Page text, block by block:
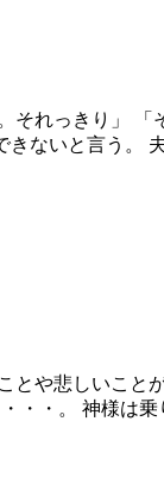
それっきり」 「
ないと言う。
とや悲しいこと
・・。 神様は